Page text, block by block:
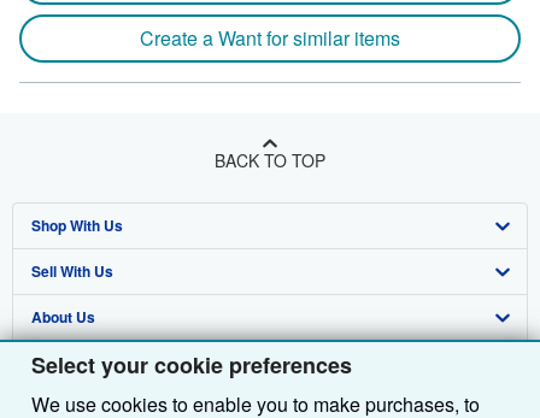
Select your cookie preferences
We use cookies to enable you to make purchases, to
Create a Want for similar items
BACK TO TOP
Shop With Us
Advanced Search
Browse Collections
My Account
My Orders
Sell With Us
Start Selling
Join Our Affiliate Programme
Book Buyback
About Us
About AbeBooks
Media
Find Help
Help
Other AbeBooks Companies